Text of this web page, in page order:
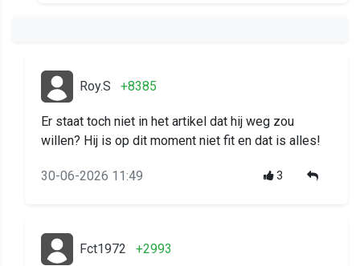
Roy.S +8385
Er staat toch niet in het artikel dat hij weg zou
willen? Hij is op dit moment niet fit en dat is alles!
30-06-2026 11:49 3
Fct1972 +2993